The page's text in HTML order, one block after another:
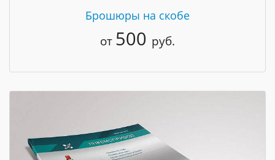
Брошюры на скобе
от 500 руб.